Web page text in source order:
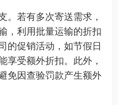
。若有多次寄送需求，
，利用批量运输的折扣
的促销活动，如节假日
享受额外折扣。此外，
免因查验罚款产生额外